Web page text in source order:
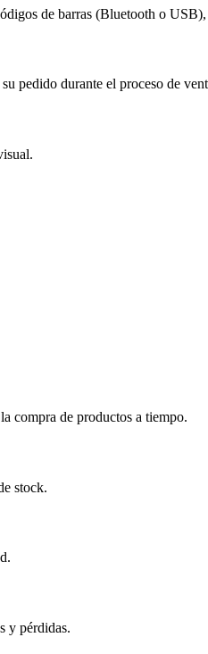
de barras (Bluetooth o
pedido durante el proceso de
compra de productos a tiempo.
stock.
y pérdidas.